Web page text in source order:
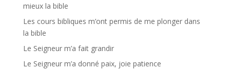
mieux la bible
Les cours bibliques m’ont permis de me plonger dans
la bible
Le Seigneur m’a fait grandir
Le Seigneur m’a donné paix, joie patience